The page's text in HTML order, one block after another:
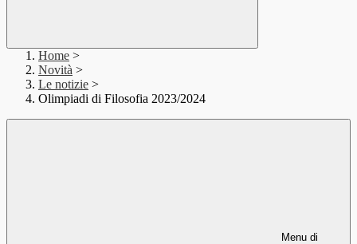
Home >
Novità >
Le notizie >
Olimpiadi di Filosofia 2023/2024
Menu di